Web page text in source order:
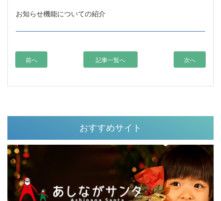
お知らせ機能についての紹介
前へ 記事一覧へ 次へ
おすすめサイト